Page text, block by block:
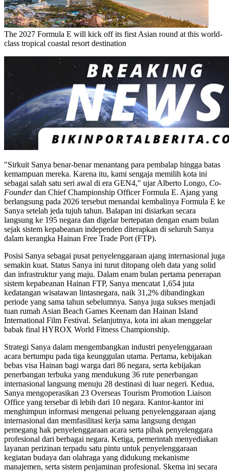
The 2027 Formula E will kick off its first Asian round at this world-
class tropical coastal resort destination
"Sirkuit Sanya benar-benar menantang para pembalap hingga batas
kemampuan mereka. Karena itu, kami sengaja memilih kota ini
sebagai salah satu seri awal di era GEN4," ujar Alberto Longo, Co-
Founderdan Chief Championship Officer Formula E. Ajang yang
berlangsung pada 2026 tersebut menandai kembalinya Formula E ke
Sanya setelah jeda tujuh tahun. Balapan ini disiarkan secara
langsung ke 195 negara dan digelar bertepatan dengan enam bulan
sejak sistem kepabeanan independen diterapkan di seluruh Sanya
dalam kerangka Hainan Free Trade Port (FTP).
Posisi Sanya sebagai pusat penyelenggaraan ajang internasional juga
semakin kuat. Status Sanya ini turut ditopang oleh data yang solid
dan infrastruktur yang maju. Dalam enam bulan pertama penerapan
sistem kepabeanan Hainan FTP, Sanya mencatat 1,654 juta
kedatangan wisatawan lintasnegara, naik 31,2% dibandingkan
periode yang sama tahun sebelumnya. Sanya juga sukses menjadi
tuan rumah Asian Beach Games Keenam dan Hainan Island
International Film Festival. Selanjutnya, kota ini akan menggelar
babak final HYROX World Fitness Championship.
Strategi Sanya dalam mengembangkan industri penyelenggaraan
acara bertumpu pada tiga keunggulan utama. Pertama, kebijakan
bebas visa Hainan bagi warga dari 86 negara, serta kebijakan
penerbangan terbuka yang mendukung 36 rute penerbangan
internasional langsung menuju 28 destinasi di luar negeri. Kedua,
Sanya mengoperasikan 23 Overseas Tourism Promotion Liaison
Office yang tersebar di lebih dari 10 negara. Kantor-kantor ini
menghimpun informasi mengenai peluang penyelenggaraan ajang
internasional dan memfasilitasi kerja sama langsung dengan
pemegang hak penyelenggaraan acara serta pihak penyelenggara
profesional dari berbagai negara. Ketiga, pemerintah menyediakan
layanan perizinan terpadu satu pintu untuk penyelenggaraan
kegiatan budaya dan olahraga yang didukung mekanisme
manajemen, serta sistem penjaminan profesional. Skema ini secara